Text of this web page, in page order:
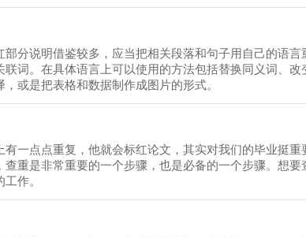
分说明借鉴较多，应当把相关段落和句子用自己的语言
词。在具体语言上可以使用的方法包括替换同义词、改
或是把表格和数据制作成图片的形式。
一点点重复，他就会标红论文，其实对我们的毕业挺重
重是非常重要的一个步骤，也是必备的一个步骤。想要
作。